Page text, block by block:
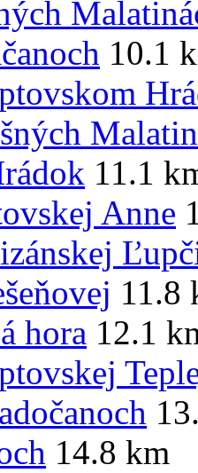
10.1
11.1
Anne
11.8
hora 12.1
14.8 km